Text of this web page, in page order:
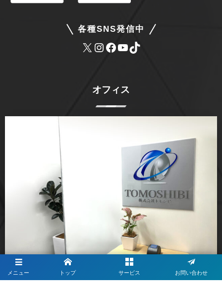
メニュー トップ サービス お問い合わせ
各種SNS発信中
オフィス